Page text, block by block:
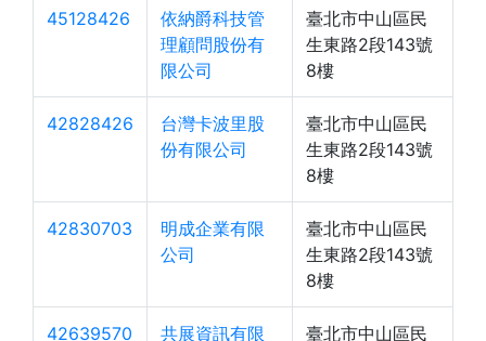
45128426
依納爵科技管
理顧問股份有
限公司
臺北市中山區民
生東路2段143號
8樓
42828426
台灣卡波里股
份有限公司
臺北市中山區民
生東路2段143號
8樓
42830703
明成企業有限
公司
臺北市中山區民
生東路2段143號
8樓
42639570
共展資訊有限
臺北市中山區民